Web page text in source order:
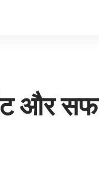
और